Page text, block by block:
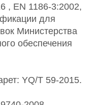
, EN 1186-3:2002,
для
Министерства
обеспечения
YQ/T 59-2015.